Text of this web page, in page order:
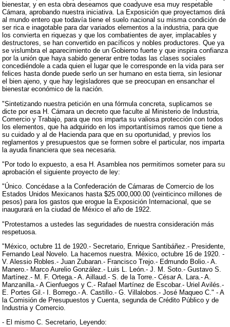
bienestar, y en esta obra deseamos que coadyuve esa muy respetable
Cámara, aprobando nuestra iniciativa. La Exposición que proyectamos dirá
al mundo entero que todavía tiene el suelo nacional su misma condición de
ser rica e inagotable para dar variados elementos a la industria, para que
los convierta en riquezas y que los combatientes de ayer, implacables y
destructores, se han convertido en pacíficos y nobles productores. Que ya
se vislumbra el aparecimiento de un Gobierno fuerte y que inspira confianza
por la unión que haya sabido generar entre todas las clases sociales
concediéndole a cada quien el lugar que le corresponde en la vida para ser
felices hasta donde puede serlo un ser humano en esta tierra, sin lesionar
el bien ajeno, y que hay legisladores que se preocupan en ensanchar el
bienestar económico de la nación.
"Sintetizando nuestra petición en una fórmula concreta, suplicamos se
dicte por esa H. Cámara un decreto que faculte al Ministerio de Industria,
Comercio y Trabajo, para que nos imparta su valiosa protección con todos
los elementos, que ha adquirido en los importantísimos ramos que tiene a
su cuidado y al de Hacienda para que en su oportunidad, y previos los
reglamentos y presupuestos que se formen sobre el particular, nos imparta
la ayuda financiera que sea necesaria.
"Por todo lo expuesto, a esa H. Asamblea nos permitimos someter para su
aprobación el siguiente proyecto de ley:
"Único. Concédase a la Confederación de Cámaras de Comercio de los
Estados Unidos Mexicanos hasta $25.000,000.00 (veinticinco millones de
pesos) para los gastos que erogue la Exposición Internacional, que se
inaugurará en la ciudad de México el año de 1922.
"Protestamos a ustedes las seguridades de nuestra consideración más
respetuosa.
"México, octubre 11 de 1920.- Secretario, Enrique Santibáñez.- Presidente,
Fernando Leal Novelo. La hacemos nuestra. México, octubre 16 de 1920. -
V. Alessio Robles.- Juan Zubaran.- Francisco Trejo.- Edmundo Bolio.- A.
Manero.- Marco Aurelio González.- Luis L. León.- J. M. Soto.- Gustavo S.
Martínez.- M. F. Ortega.- A. Aillaud.- S. de la Torre.- César A. Lara.- A.
Manzanilla.- A Cienfuegos y C.- Rafael Martínez de Escobar.- Uriel Avilés.-
E. Portes Gil.- I. Borrego.- A. Castillo.- G. Villalobos.- José Maqueo C." - A
la Comisión de Presupuestos y Cuenta, segunda de Crédito Público y de
Industria y Comercio.
- El mismo C. Secretario, Leyendo: